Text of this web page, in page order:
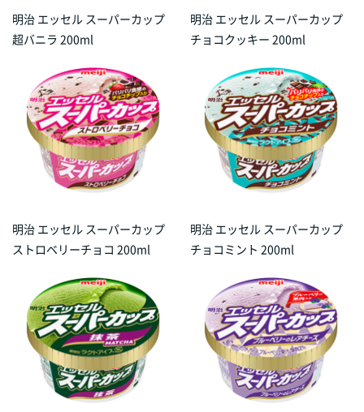
明治 エッセル スーパーカップ
超バニラ 200ml
明治 エッセル スーパーカップ
チョコクッキー 200ml
明治 エッセル スーパーカップ
ストロベリーチョコ 200ml
明治 エッセル スーパーカップ
チョコミント 200ml